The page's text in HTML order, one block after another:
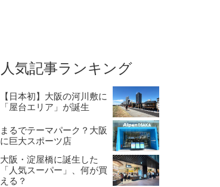
人気記事ランキング
【日本初】大阪の河川敷に
「屋台エリア」が誕生
まるでテーマパーク？大阪
に巨大スポーツ店
大阪・淀屋橋に誕生した
「人気スーパー」、何が買
える？